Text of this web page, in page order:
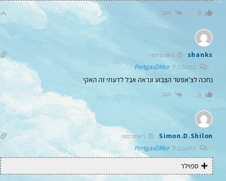
0 הגב
shanks 5 שנים לפני
בתגובה לPortgasDMor
נחכה לצ'אפטר הצבוע ונראה אבל לדעתי זה האקי
0 הגב
Simon.D.Shilon
בתגובה לPortgasDMor
ספוילר